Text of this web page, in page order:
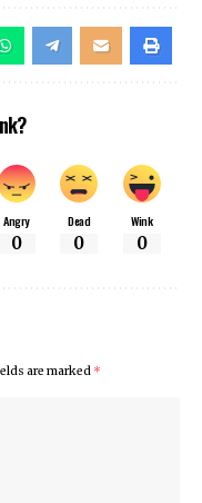
Angry
0
Dead
0
Wink
0
are marked *